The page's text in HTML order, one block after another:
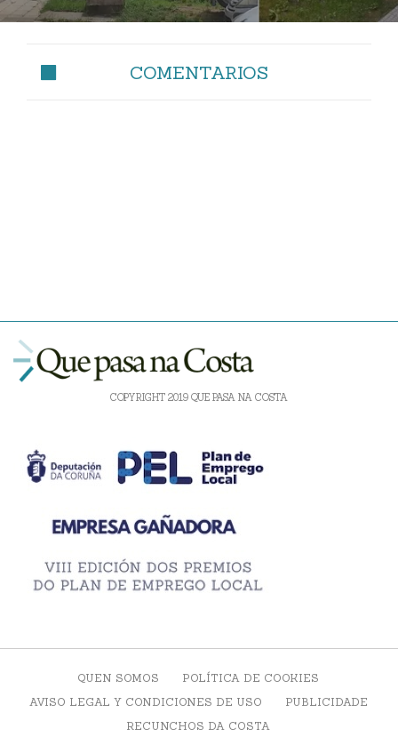
COMENTARIOS
COPYRIGHT 2019 QUE PASA NA COSTA
QUEN SOMOS
POLÍTICA DE COOKIES
AVISO LEGAL Y CONDICIONES DE USO
PUBLICIDADE
RECUNCHOS DA COSTA